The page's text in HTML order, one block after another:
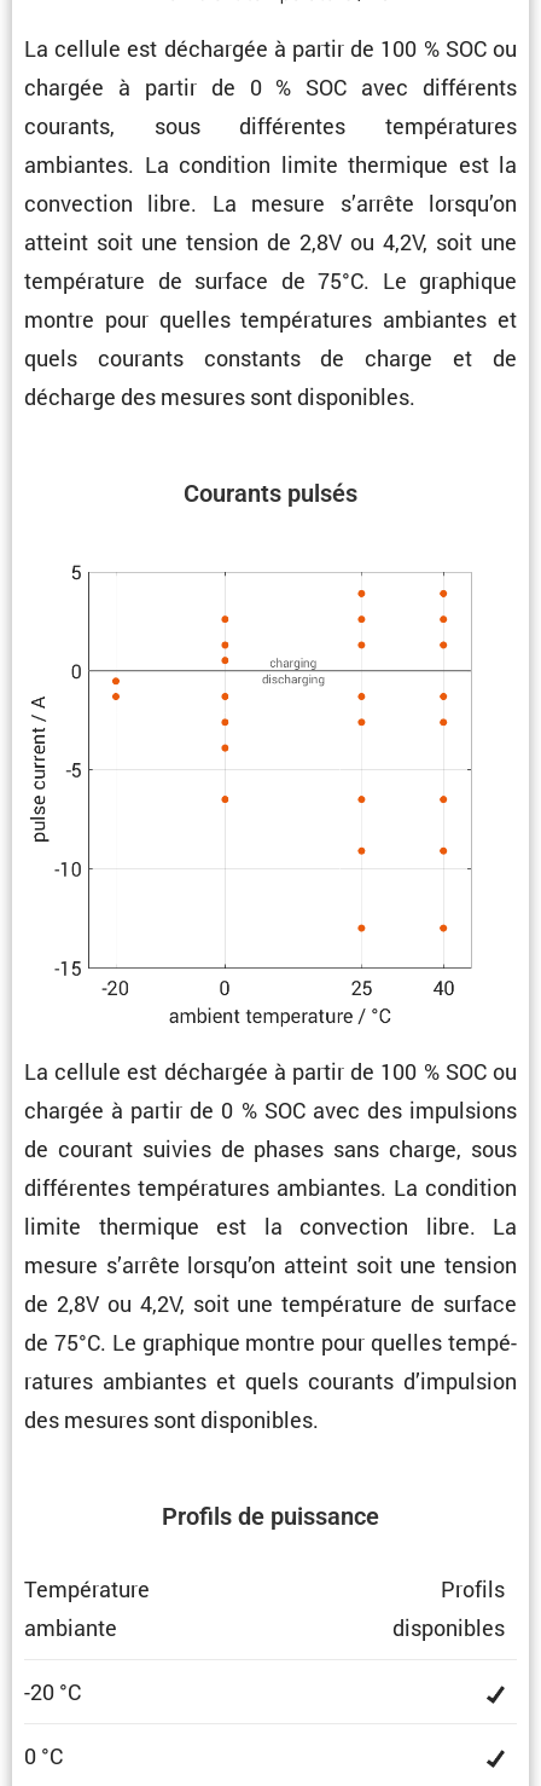
La cellule est déchargée à partir de 100 % SOC ou
chargée à partir de 0 % SOC avec diffé­rents
courants, sous diffé­rentes tempé­ra­tures
ambiantes. La condi­tion limite thermique est la
convec­tion libre. La mesure s’arrête lorsqu’on
atteint soit une tension de 2,8V ou 4,2V, soit une
tempé­ra­ture de surface de 75°C. Le graphique
montre pour quelles tempé­ra­tures ambiantes et
quels courants constants de charge et de
décharge des mesures sont disponibles.
Courants pulsés
La cellule est déchargée à partir de 100 % SOC ou
chargée à partir de 0 % SOC avec des impul­sions
de courant suivies de phases sans charge, sous
diffé­rentes tempé­ra­tures ambiantes. La condi­tion
limite thermique est la convec­tion libre. La
mesure s’arrête lorsqu’on atteint soit une tension
de 2,8V ou 4,2V, soit une tempé­ra­ture de surface
de 75°C. Le graphique montre pour quelles tempé­
ra­tures ambiantes et quels courants d’impul­sion
des mesures sont disponibles.
Profils de puissance
Tempé­ra­ture
ambiante
Profils
dispo­nibles
-20 °C
0 °C